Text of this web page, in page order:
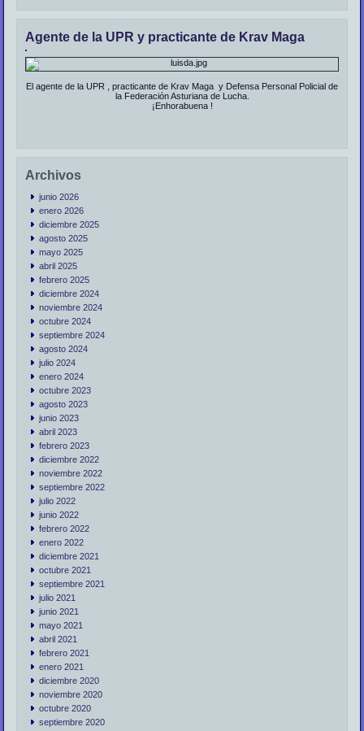
Agente de la UPR y practicante de Krav Maga
El agente de la UPR , practicante de Krav Maga y Defensa Personal Policial de
la Federación Asturiana de Lucha.
¡Enhorabuena !
Archivos
junio 2026
enero 2026
diciembre 2025
agosto 2025
mayo 2025
abril 2025
febrero 2025
diciembre 2024
noviembre 2024
octubre 2024
septiembre 2024
agosto 2024
julio 2024
enero 2024
octubre 2023
agosto 2023
junio 2023
abril 2023
febrero 2023
diciembre 2022
noviembre 2022
septiembre 2022
julio 2022
junio 2022
febrero 2022
enero 2022
diciembre 2021
octubre 2021
septiembre 2021
julio 2021
junio 2021
mayo 2021
abril 2021
febrero 2021
enero 2021
diciembre 2020
noviembre 2020
octubre 2020
septiembre 2020